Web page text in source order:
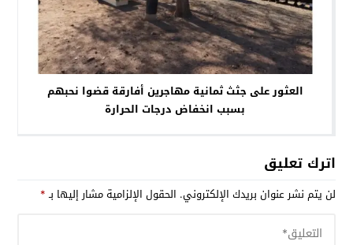
العثور على جثث ثمانية مهاجرين أفارقة قضوا نحبهم
بسبب انخفاض درجات الحرارة
اترك تعليق
لن يتم نشر عنوان بريدك الإلكتروني. الحقول الإلزامية مشار إليها بـ*